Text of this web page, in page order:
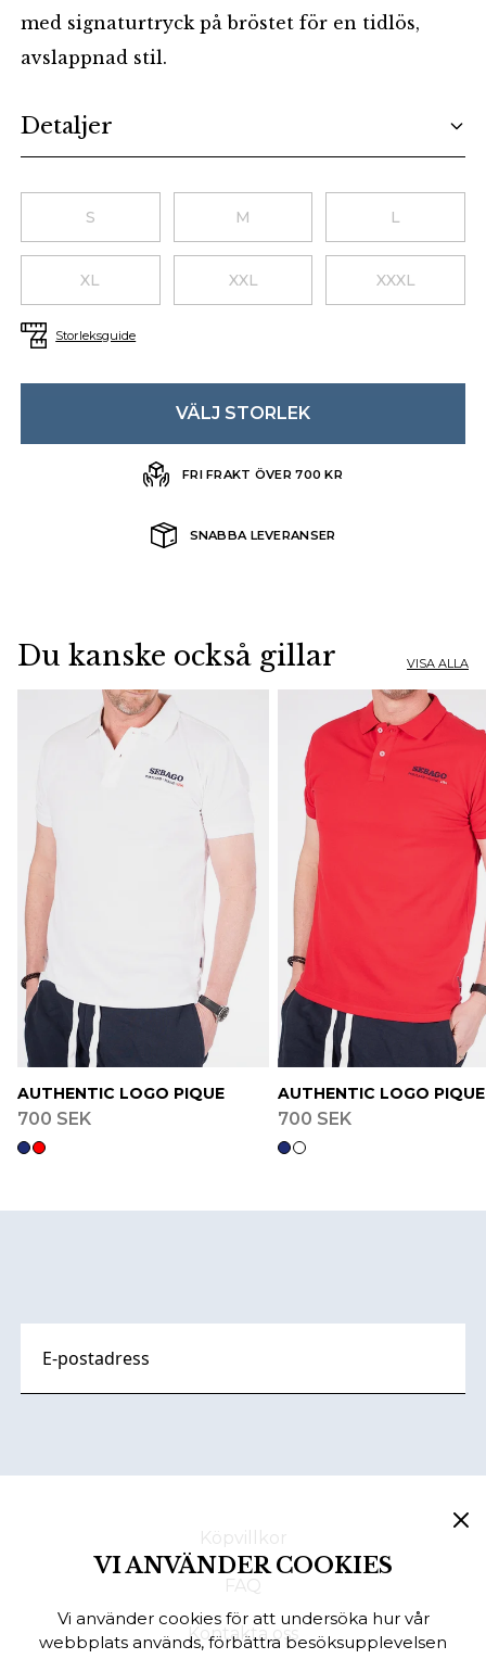
med signaturtryck på bröstet för en tidlös,
avslappnad stil.
Detaljer
S M L
XL XXL XXXL
Storleksguide
VÄLJ STORLEK
FRI FRAKT ÖVER 700 KR
SNABBA LEVERANSER
Du kanske också gillar VISA ALLA
AUTHENTIC LOGO PIQUE
700 SEK
AUTHENTIC LOGO PIQUE
700 SEK
Köpvillkor
FAQ
Kontakta oss
VI ANVÄNDER COOKIES
Vi använder cookies för att undersöka hur vår
webbplats används, förbättra besöksupplevelsen